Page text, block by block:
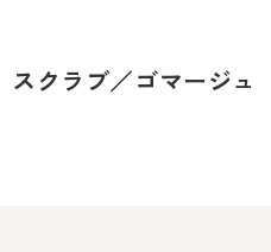
スクラブ／ゴマージュ